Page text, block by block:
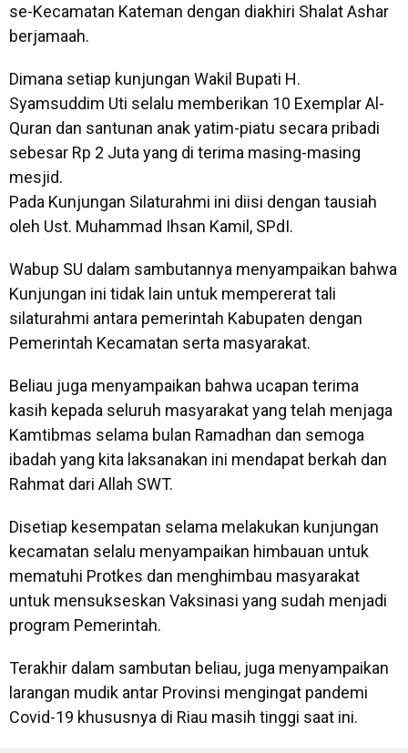
se-Kecamatan Kateman dengan diakhiri Shalat Ashar
berjamaah.
Dimana setiap kunjungan Wakil Bupati H.
Syamsuddim Uti selalu memberikan 10 Exemplar Al-
Quran dan santunan anak yatim-piatu secara pribadi
sebesar Rp 2 Juta yang di terima masing-masing
mesjid.
Pada Kunjungan Silaturahmi ini diisi dengan tausiah
oleh Ust. Muhammad Ihsan Kamil, SPdI.
Wabup SU dalam sambutannya menyampaikan bahwa
Kunjungan ini tidak lain untuk mempererat tali
silaturahmi antara pemerintah Kabupaten dengan
Pemerintah Kecamatan serta masyarakat.
Beliau juga menyampaikan bahwa ucapan terima
kasih kepada seluruh masyarakat yang telah menjaga
Kamtibmas selama bulan Ramadhan dan semoga
ibadah yang kita laksanakan ini mendapat berkah dan
Rahmat dari Allah SWT.
Disetiap kesempatan selama melakukan kunjungan
kecamatan selalu menyampaikan himbauan untuk
mematuhi Protkes dan menghimbau masyarakat
untuk mensukseskan Vaksinasi yang sudah menjadi
program Pemerintah.
Terakhir dalam sambutan beliau, juga menyampaikan
larangan mudik antar Provinsi mengingat pandemi
Covid-19 khususnya di Riau masih tinggi saat ini.